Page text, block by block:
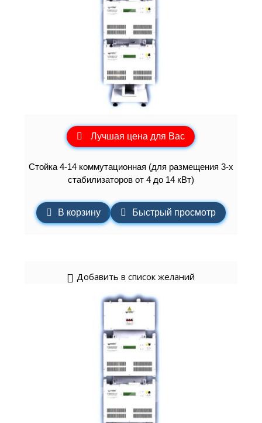
Лучшая цена для Вас
Стойка 4-14 коммутационная (для размещения 3-х
стабилизаторов от 4 до 14 кВт)
В корзину Быстрый просмотр
Добавить в список желаний